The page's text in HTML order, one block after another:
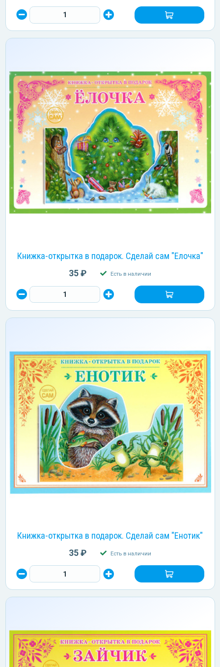
Книжка-открытка в подарок. Сделай сам "Елочка"
35 ₽ Есть в наличии
Книжка-открытка в подарок. Сделай сам "Енотик"
35 ₽ Есть в наличии